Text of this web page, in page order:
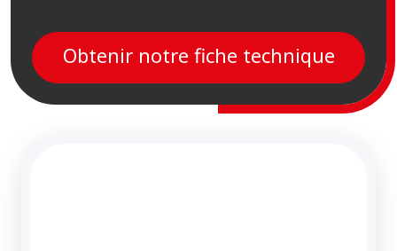
Obtenir notre fiche technique